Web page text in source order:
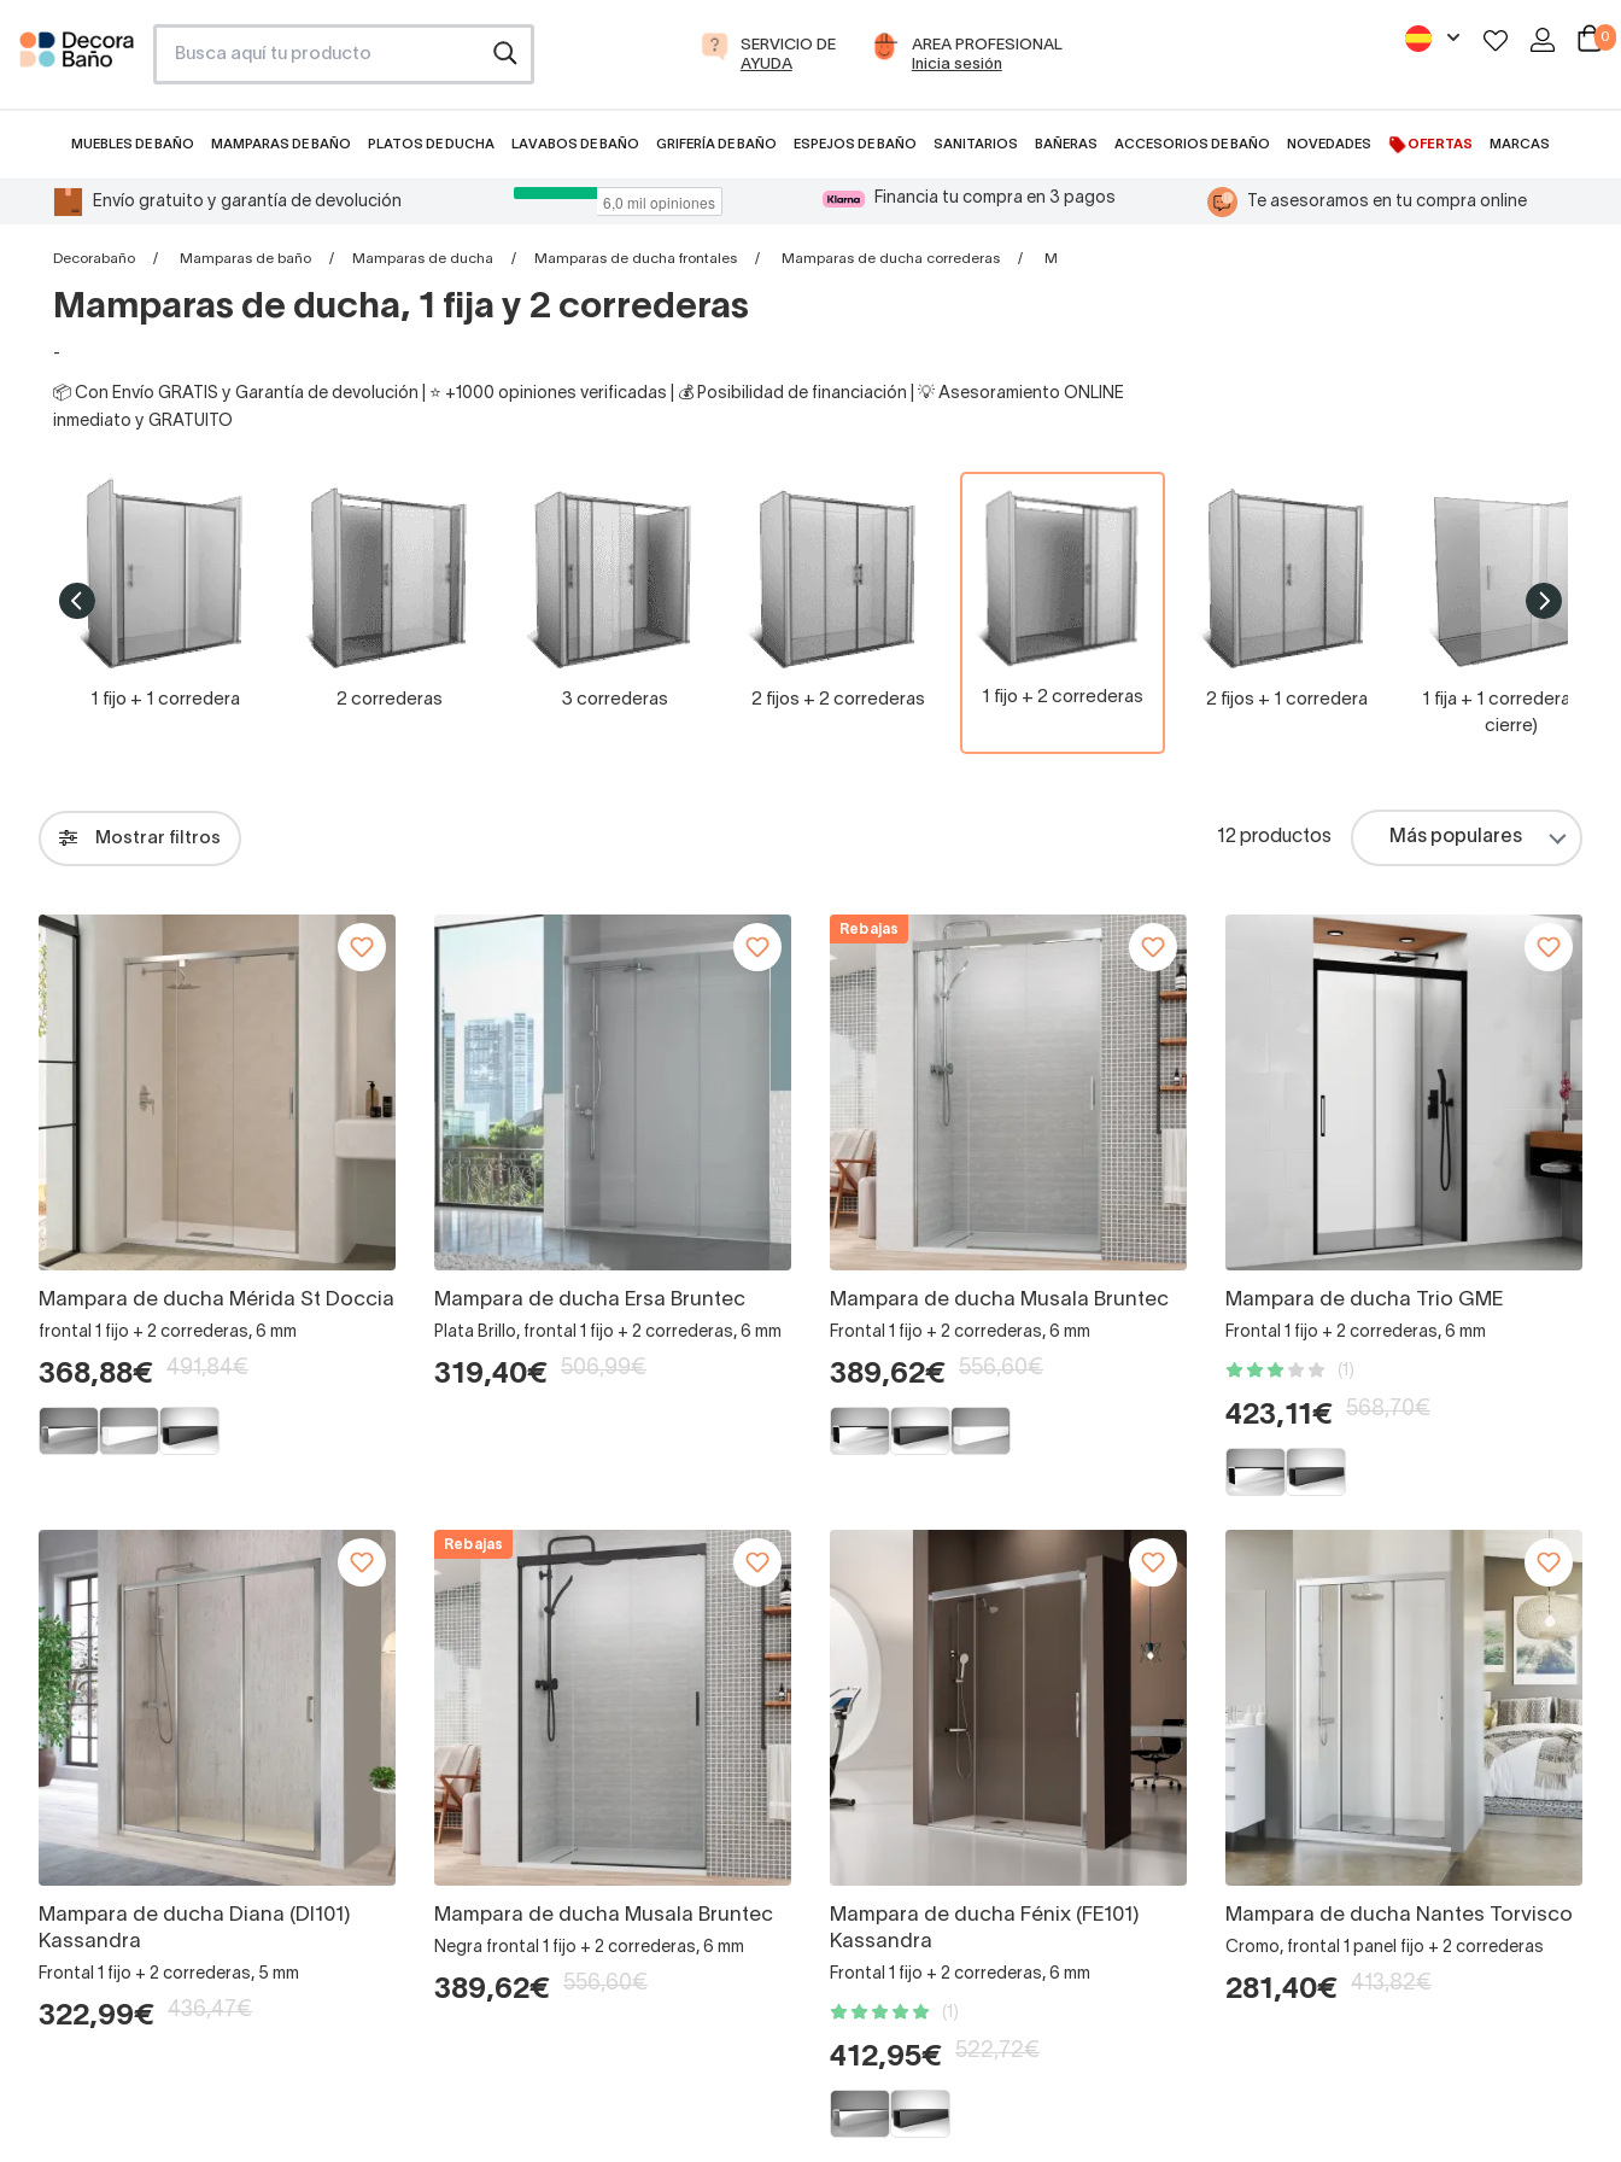
SERVICIO DE
AYUDA
AREA PROFESIONAL
Inicia sesión
0
MUEBLES DE BAÑO MAMPARAS DE BAÑO PLATOS DE DUCHA LAVABOS DE BAÑO GRIFERÍA DE BAÑO ESPEJOS DE BAÑO SANITARIOS BAÑERAS ACCESORIOS DE BAÑO NOVEDADES OFERTAS MARCAS
Envío gratuito y garantía de devolución Financia tu compra en 3 pagos Te asesoramos en tu compra online
Decorabaño Mamparas de baño Mamparas de ducha Mamparas de ducha frontales Mamparas de ducha correderas Mamparas de ducha, 1 fija y 2 correderas
Mamparas de ducha, 1 fija y 2 correderas
-
📦 Con Envío GRATIS y Garantía de devolución | ⭐ +1000 opiniones verificadas | 💰 Posibilidad de financiación | 💡 Asesoramiento ONLINE
inmediato y GRATUITO
1 fijo + 1 corredera 2 correderas 3 correderas 2 fijos + 2 correderas 1 fijo + 2 correderas 2 fijos + 1 corredera
1 fija + 1 corredera (sin
cierre)
Mostrar filtros 12 productos
Mampara de ducha Mérida St Doccia
frontal 1 fijo + 2 correderas, 6 mm
368,88€ 491,84€
Mampara de ducha Ersa Bruntec
Plata Brillo, frontal 1 fijo + 2 correderas, 6 mm
319,40€ 506,99€
Rebajas
Mampara de ducha Musala Bruntec
Frontal 1 fijo + 2 correderas, 6 mm
389,62€ 556,60€
Mampara de ducha Trio GME
Frontal 1 fijo + 2 correderas, 6 mm
(1)
423,11€ 568,70€
Mampara de ducha Diana (DI101)
Kassandra
Frontal 1 fijo + 2 correderas, 5 mm
322,99€ 436,47€
Rebajas
Mampara de ducha Musala Bruntec
Negra frontal 1 fijo + 2 correderas, 6 mm
389,62€ 556,60€
Mampara de ducha Fénix (FE101)
Kassandra
Frontal 1 fijo + 2 correderas, 6 mm
(1)
412,95€ 522,72€
Mampara de ducha Nantes Torvisco
Cromo, frontal 1 panel fijo + 2 correderas
281,40€ 413,82€